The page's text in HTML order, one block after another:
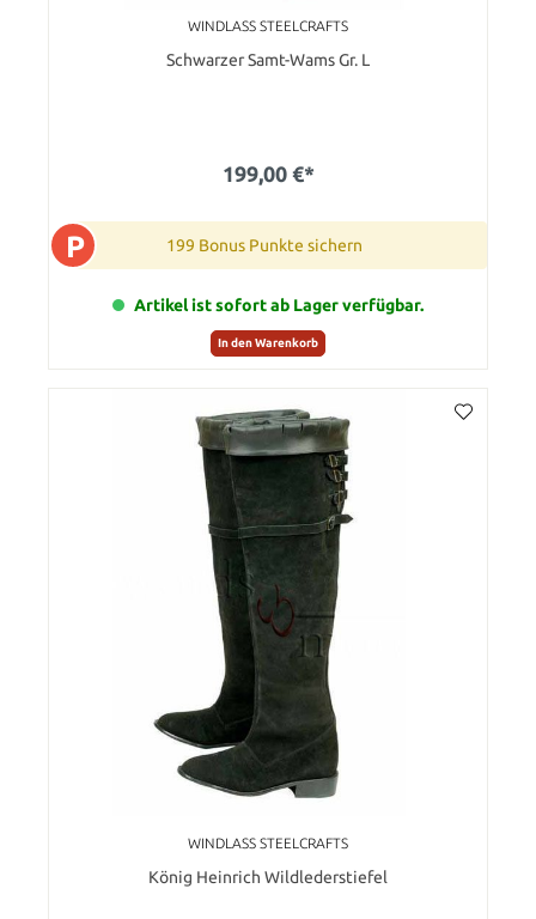
WINDLASS STEELCRAFTS
Schwarzer Samt-Wams Gr. L
199,00 €*
P 199 Bonus Punkte sichern
Artikel ist sofort ab Lager verfügbar.
In den Warenkorb
WINDLASS STEELCRAFTS
König Heinrich Wildlederstiefel